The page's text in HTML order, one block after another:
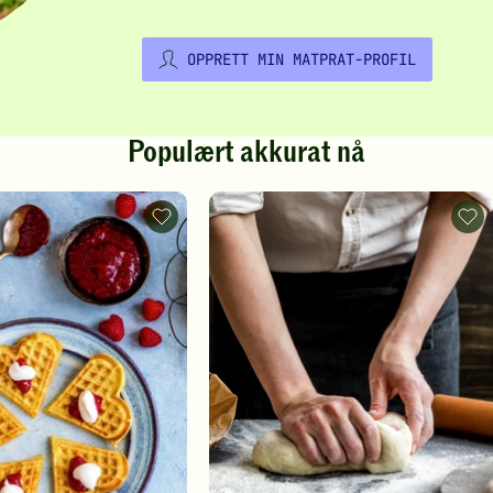
OPPRETT MIN MATPRAT-PROFIL
Populært akkurat nå
Vafler
-
legg
til
favoritter
-
legg
til